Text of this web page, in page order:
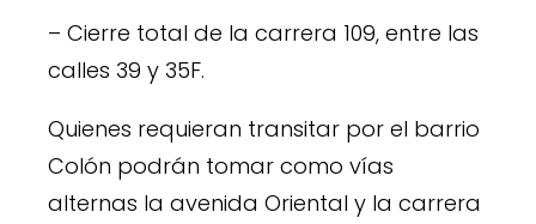
– Cierre total de la carrera 109, entre las
calles 39 y 35F.
Quienes requieran transitar por el barrio
Colón podrán tomar como vías
alternas la avenida Oriental y la carrera